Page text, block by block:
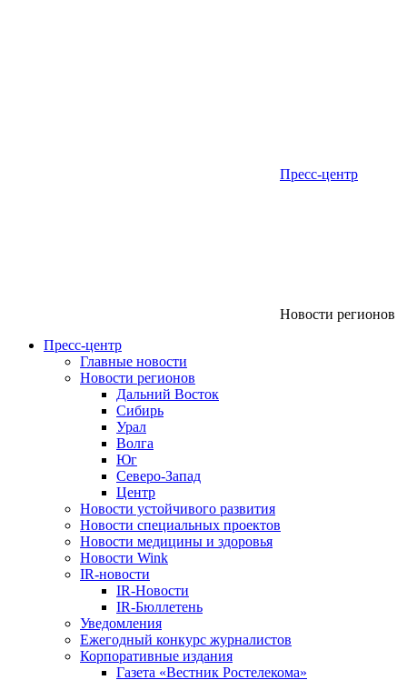
Пресс-центр
Новости регионов
Пресс-центр
Главные новости
Новости регионов
Дальний Восток
Сибирь
Урал
Волга
Юг
Северо-Запад
Центр
Новости устойчивого развития
Новости специальных проектов
Новости медицины и здоровья
Новости Wink
IR-новости
IR-Новости
IR-Бюллетень
Уведомления
Ежегодный конкурс журналистов
Корпоративные издания
Газета «Вестник Ростелекома»